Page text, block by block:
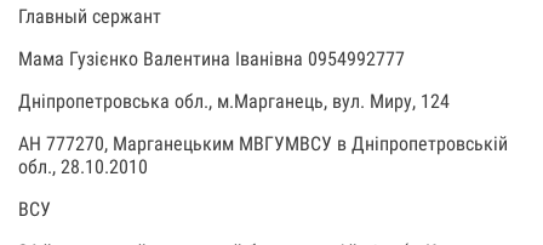
Главный сержант
Мама Гузієнко Валентина Іванівна 0954992777
Дніпропетровська обл., м.Марганець, вул. Миру, 124
АН 777270, Марганецьким МВГУМВСУ в Дніпропетровській
обл., 28.10.2010
ВСУ